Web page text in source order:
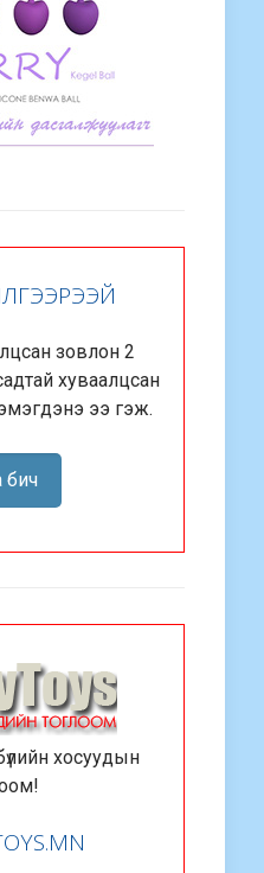
зовлон 2
хуваалцсан
ээ гэж.
бич
бүлийн хосуудын